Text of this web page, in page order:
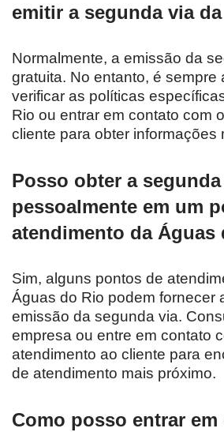
emitir a segunda via
Normalmente, a emissão da
gratuita. No entanto, é sempre
verificar as políticas
Rio ou entrar em contato com
cliente para obter informações
Posso obter a
pessoalmente em um
atendimento da Águas
Sim, alguns pontos de
Águas do Rio podem fornecer
emissão da segunda via.
empresa ou entre em contato
atendimento ao cliente para
de atendimento mais próximo.
Como posso entrar